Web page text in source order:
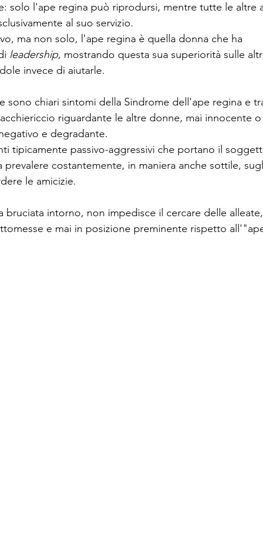
solo l'ape regina può riprodursi, mentre tutte le altre
al suo servizio.
ma non solo, l'ape regina è quella donna che ha
leadership, mostrando questa sua superiorità sulle
invece di aiutarle.
sono chiari sintomi della Sindrome dell'ape regina e
riguardante le altre donne, mai innocente o
e degradante.
tipicamente passivo-aggressivi che portano il
costantemente, in maniera anche sottile,
le amicizie.
bruciata intorno, non impedisce il cercare delle
e mai in posizione preminente rispetto